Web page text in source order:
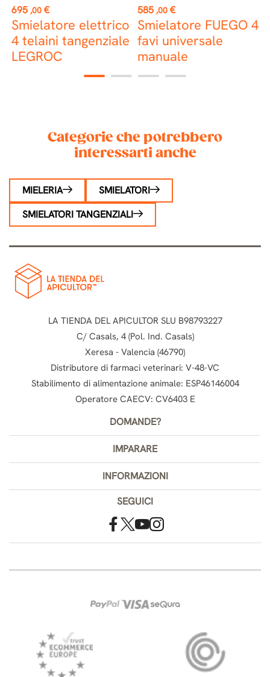
Prezzo
695 ,00 €
Smielatore elettrico
4 telaini tangenziale
LEGROC
Prezzo
585 ,00 €
Smielatore FUEGO 4
favi universale
manuale
1 2 3 4
Categorie che potrebbero
interessarti anche
MIELERIA
SMIELATORI
SMIELATORI TANGENZIALI
LA TIENDA DEL APICULTOR SLU B98793227
C/ Casals, 4 (Pol. Ind. Casals)
Xeresa - Valencia (46790)
Distributore di farmaci veterinari: V-48-VC
Stabilimento di alimentazione animale: ESP46146004
Operatore CAECV: CV6403 E
DOMANDE?
IMPARARE
INFORMAZIONI
SEGUICI